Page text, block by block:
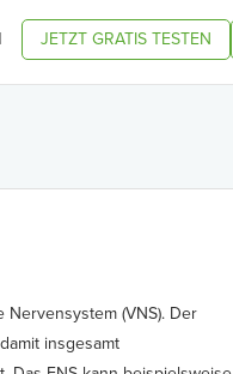
JETZT GRATIS TESTEN
(VNS). Der
insgesamt